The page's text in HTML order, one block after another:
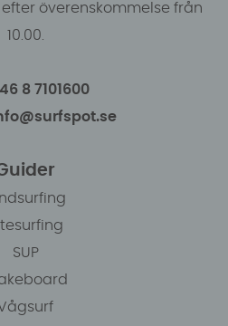
överenskommelse från
10.00.
8 7101600
SUP